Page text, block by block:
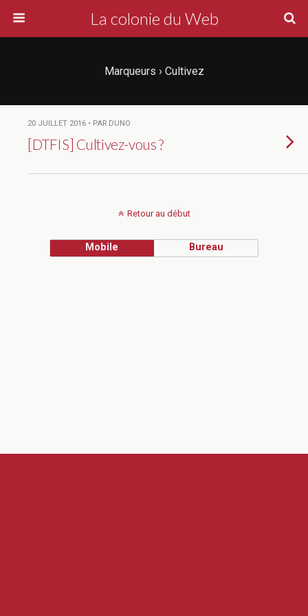
La colonie du Web
Marqueurs › Cultivez
20 JUILLET 2016 • PAR DUNO
[DTFIS] Cultivez-vous ?
Retour au début
Mobile Bureau